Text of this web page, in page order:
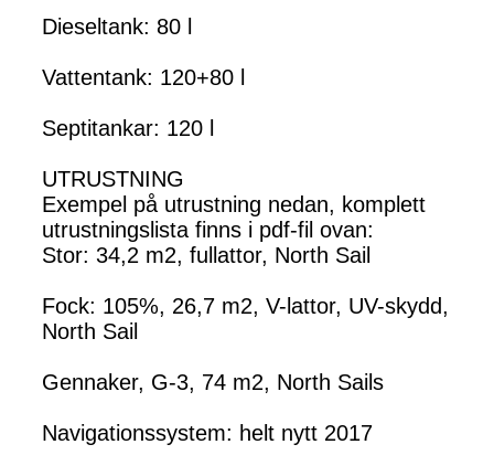
Dieseltank: 80 l
Vattentank: 120+80 l
Septitankar: 120 l
UTRUSTNING
Exempel på utrustning nedan, komplett
utrustningslista finns i pdf-fil ovan:
Stor: 34,2 m2, fullattor, North Sail
Fock: 105%, 26,7 m2, V-lattor, UV-skydd,
North Sail
Gennaker, G-3, 74 m2, North Sails
Navigationssystem: helt nytt 2017